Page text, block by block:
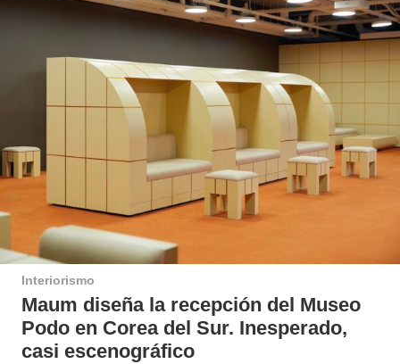
Interiorismo
Maum diseña la recepción del Museo
Podo en Corea del Sur. Inesperado,
casi escenográfico